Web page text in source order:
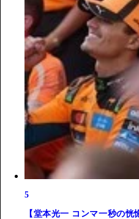
5
【堂本光一 コンマ一秒の